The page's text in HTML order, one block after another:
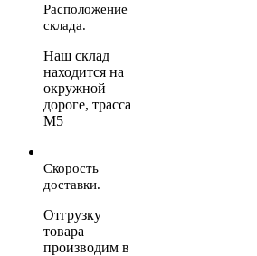
Расположение
склада.
Наш склад
находится на
окружной
дороге, трасса
М5
Скорость
доставки.
Отгрузку
товара
производим в